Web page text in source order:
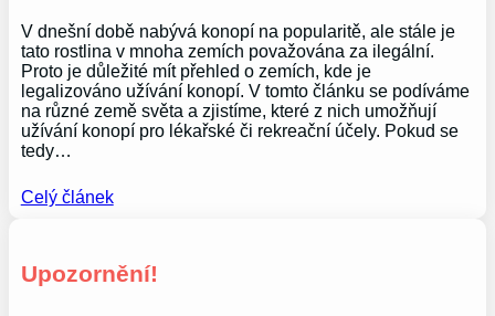
V dnešní době nabývá konopí na popularitě, ale stále je
tato rostlina v mnoha zemích považována za ilegální.
Proto je důležité mít přehled o zemích, kde je
legalizováno užívání konopí. V tomto článku se podíváme
na různé země světa a zjistíme, které z nich umožňují
užívání konopí pro lékařské či rekreační účely. Pokud se
tedy…
Celý článek
Upozornění!